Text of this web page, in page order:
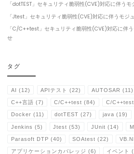
「dotTEST」セキュリティ脆弱性(CVE)対応に伴う
「Jtest」セキュリティ脆弱性(CVE)対応に伴うモジ
「C/C++test」セキュリティ脆弱性(CVE)対応に伴
せ
タグ
AI (12) APIテスト (22) AUTOSAR (11)
C++言語 (7) C/C++test (84) C/
Docker (11) dotTEST (27) java (19)
Jenkins (5) Jtest (53) JUnit (14)
Parasoft DTP (40) SOAtest (22)
アプリケーションカバレッジ (6) イベント